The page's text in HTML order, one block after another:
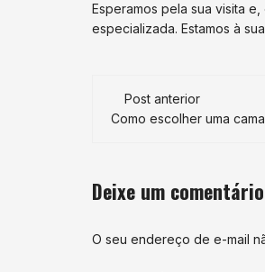
Esperamos pela sua visita
especializada. Estamos à
Navegação
de
post
Post anterior
Como escolher uma
Deixe um comentário
O seu endereço de e-mail